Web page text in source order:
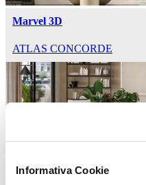
Informativa Cookie
Marvel 3D
ATLAS CONCORDE